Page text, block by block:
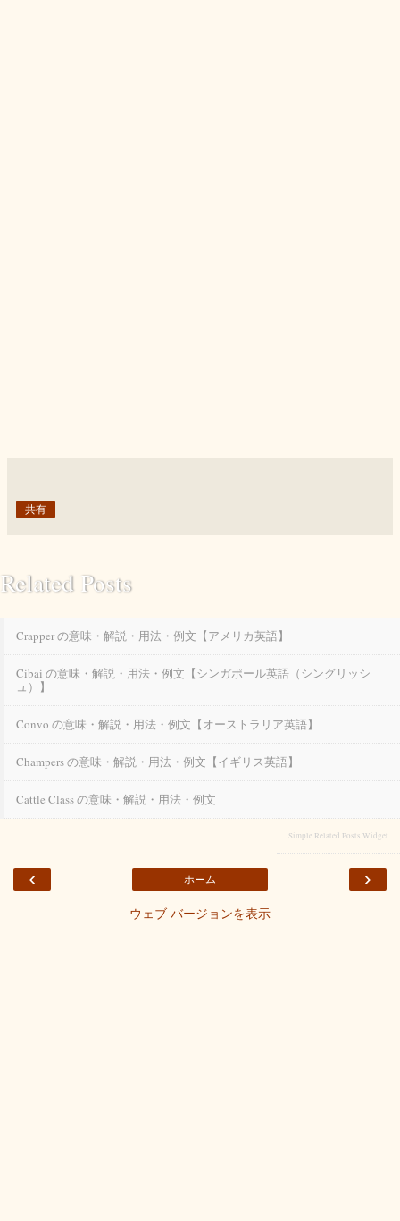
共有
Related Posts
Crapper の意味・解説・用法・例文【アメリカ英語】
Cibai の意味・解説・用法・例文【シンガポール英語（シングリッシ
ュ）】
Convo の意味・解説・用法・例文【オーストラリア英語】
Champers の意味・解説・用法・例文【イギリス英語】
Cattle Class の意味・解説・用法・例文
Simple Related Posts Widget
‹ ›
ホーム
ウェブ バージョンを表示